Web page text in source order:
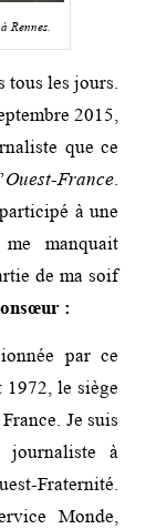
Rennes.
tous les jours.
2015,
que ce
Ouest-France
à une
manquait
de ma soif
:
par ce
le siège
Je suis
journaliste à
Fraternité.
Monde,